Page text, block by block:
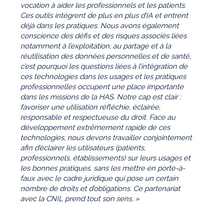
vocation à aider les professionnels et les patients.
Ces outils intègrent de plus en plus d’IA et entrent
déjà dans les pratiques. Nous avons également
conscience des défis et des risques associés liées
notamment à l’exploitation, au partage et à la
réutilisation des données personnelles et de santé,
c’est pourquoi les questions liées à l’intégration de
ces technologies dans les usages et les pratiques
professionnelles occupent une place importante
dans les missions de la HAS. Notre cap est clair :
favoriser une utilisation réfléchie, éclairée,
responsable et respectueuse du droit. Face au
développement extrêmement rapide de ces
technologies, nous devons travailler conjointement
afin d’éclairer les utilisateurs (patients,
professionnels, établissements) sur leurs usages et
les bonnes pratiques, sans les mettre en porte-à-
faux avec le cadre juridique qui pose un certain
nombre de droits et d’obligations. Ce partenariat
avec la CNIL prend tout son sens. »